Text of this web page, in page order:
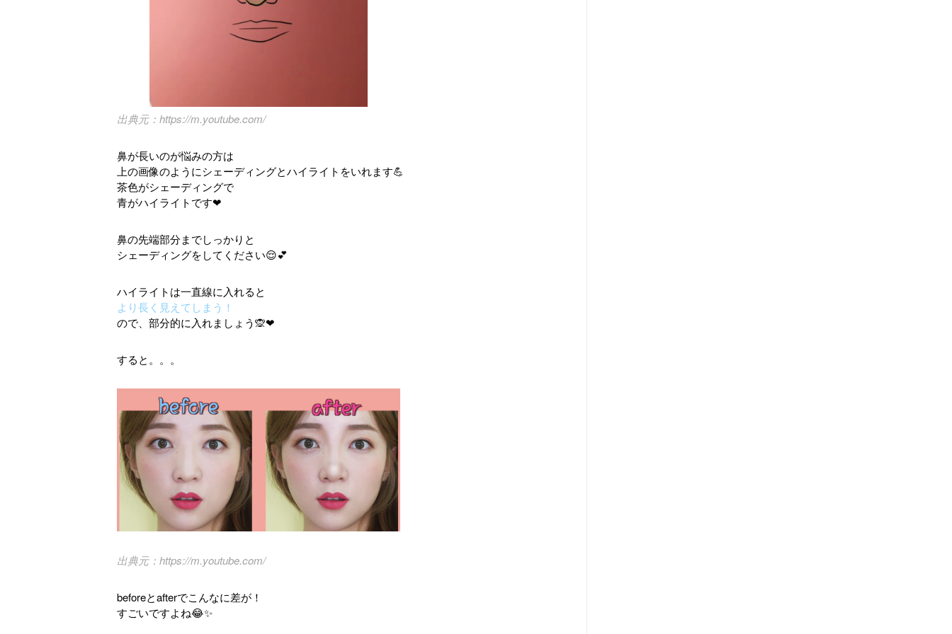
https://m.youtube.com/
鼻が長いのが悩みの方は
上の画像のようにシェーディングとハイライトをいれます💪
茶色がシェーディングで
青がハイライトです❤
鼻の先端部分までしっかりと
シェーディングをしてください😌💕
ハイライトは一直線に入れると
より長く見えてしまう！
ので、部分的に入れましょう🙊❤
すると。。。
https://m.youtube.com/
beforeとafterでこんなに差が！
すごいですよね😂✨